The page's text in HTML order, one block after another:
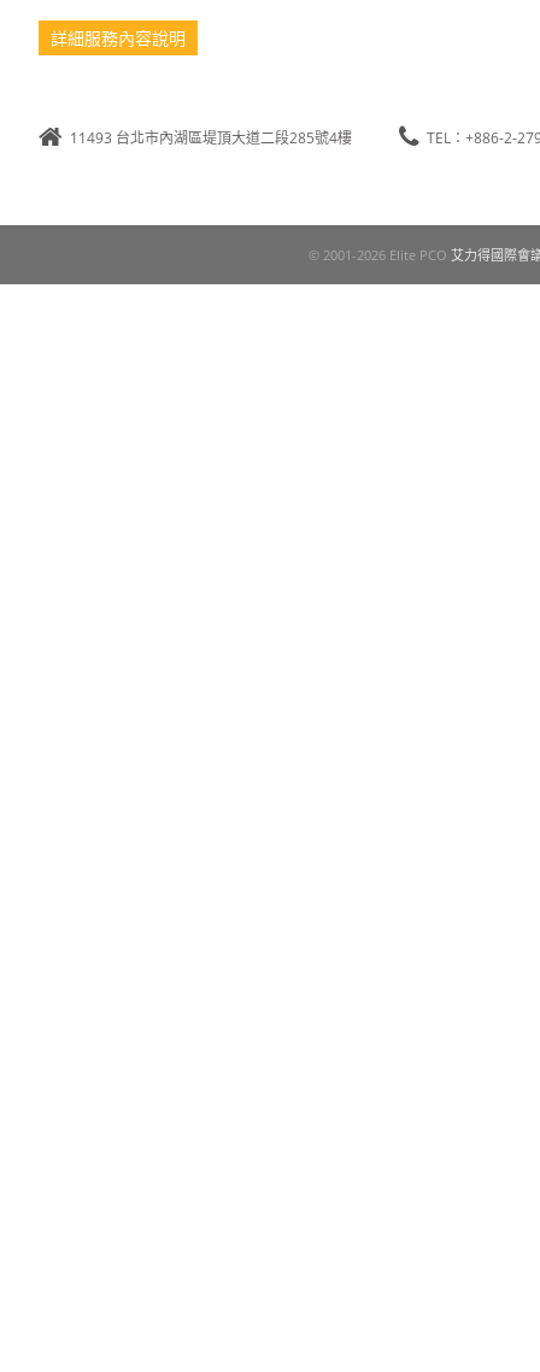
詳細服務內容說明
11493 台北市內湖區堤頂大道二段285號4樓 TEL：+886-2-
© 2001-2026 Elite PCO 艾力得國際會